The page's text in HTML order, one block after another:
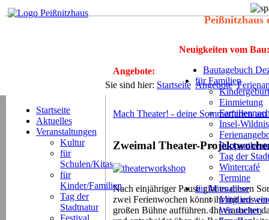
Peißnitzhaus
Neuigkeiten vom Bau:
Bautagebuch
für Familien
Einmietung
Insel-
Tag der
Wintercafé
Termine
für Mitmacher
Mitglied
Wir suchen
Angebote:
Sie sind hier: Startseite Angebote
Startseite
Aktuelles
Veranstaltungen
Kultur
für
Schulen/Kitas
für
Kinder/Familien
Tag der
Stadtnatur
Festival
Mach Theater! - deine Sommerferien am
Zweimal Theater-
Nach einjähriger Pause gibt es diesen
zwei Ferienwochen könnt ihr mit uns
großen Bühne aufführen. Ihr erarbeitet